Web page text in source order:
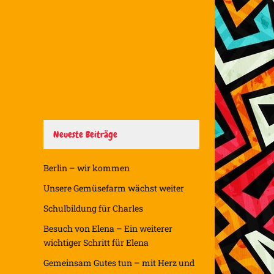
Neueste Beiträge
Berlin – wir kommen
Unsere Gemüsefarm wächst weiter
Schulbildung für Charles
Besuch von Elena – Ein weiterer
wichtiger Schritt für Elena
Gemeinsam Gutes tun – mit Herz und